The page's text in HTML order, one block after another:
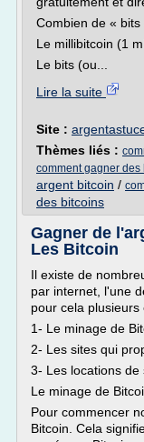
Combien de «
Le millibitcoin (1
Le bits (ou...
Lire la suite
Site :
Thèmes liés :
comment gagner
argent bitcoin /
des bitcoins
Gagner de
Les Bitcoin
Il existe de
par internet, l'une
pour cela
1- Le minage de
2- Les sites qui
3- Les locations de
Le minage de
Pour commencer
Bitcoin. Cela